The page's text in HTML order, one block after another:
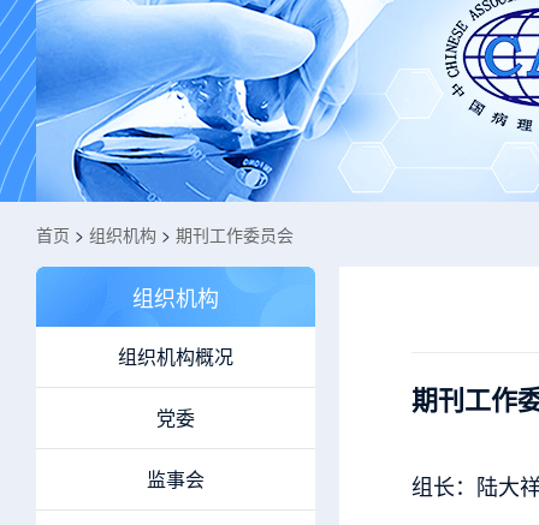
首页 > 组织机构 > 期刊工作委员会
组织机构
组织机构概况
党委
监事会
期刊工作
组长：陆大